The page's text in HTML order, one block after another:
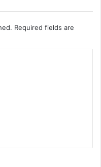
Required fields are